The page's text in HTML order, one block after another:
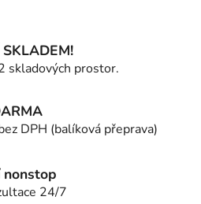
p
r
k
y
v
p
i
skladových prostor.
DPH (balíková přeprava)
24/7